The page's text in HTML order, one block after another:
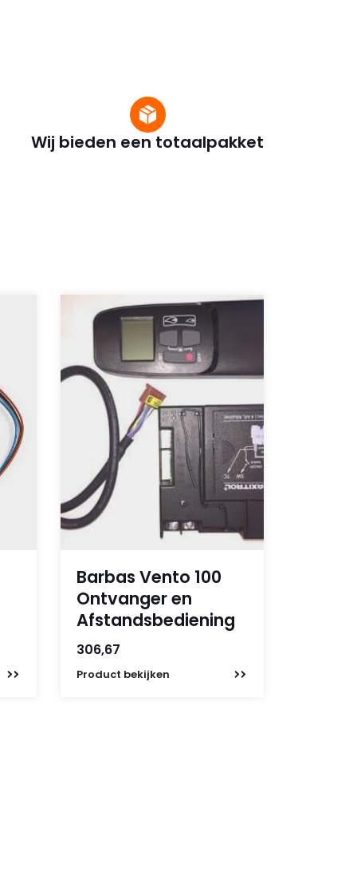
Wij bieden een totaalpakket
Barbas Vento 100
Ontvanger en
Afstandsbediening
306,67
Product bekijken